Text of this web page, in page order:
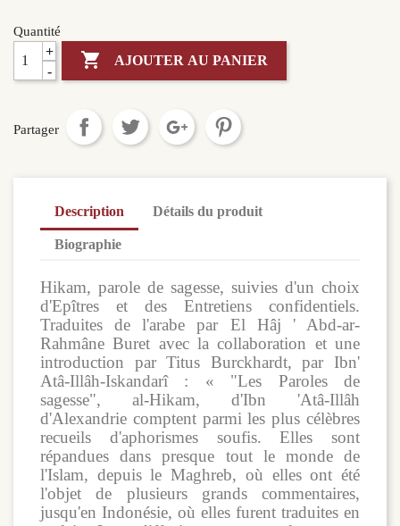
Quantité
+
 AJOUTER AU PANIER
Partager
Description Détails du produit
Biographie
Hikam, parole de sagesse, suivies d'un choix
d'Epîtres et des Entretiens confidentiels.
Traduites de l'arabe par El Hâj ' Abd-ar-
Rahmâne Buret avec la collaboration et une
introduction par Titus Burckhardt, par Ibn'
Atâ-Illâh-Iskandarî : « "Les Paroles de
sagesse", al-Hikam, d'Ibn 'Atâ-Illâh
d'Alexandrie comptent parmi les plus célèbres
recueils d'aphorismes soufis. Elles sont
répandues dans presque tout le monde de
l'Islam, depuis le Maghreb, où elles ont été
l'objet de plusieurs grands commentaires,
jusqu'en Indonésie, où elles furent traduites en